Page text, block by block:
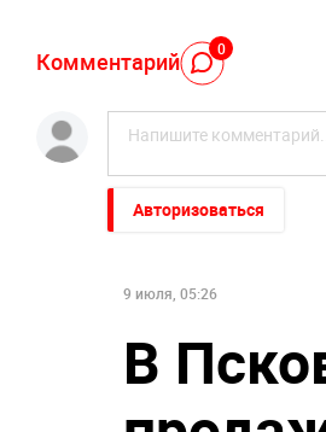
Комментарий 0
Авторизоваться
9 июля, 05:26
В